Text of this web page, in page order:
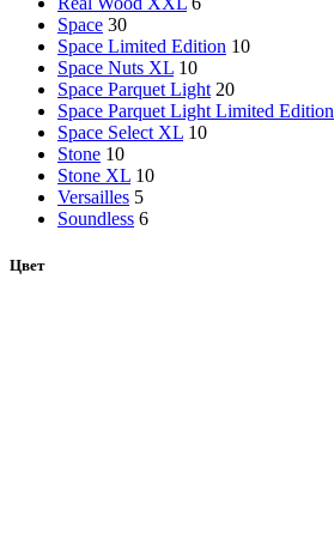
Space 30
Space Limited Edition 10
Space Nuts XL 10
Space Parquet Light 20
Space Parquet Light Limited Edition
Space Select XL 10
Stone 10
Stone XL 10
Versailles 5
Soundless 6
Цвет